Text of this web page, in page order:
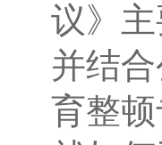
议》
并结
育整